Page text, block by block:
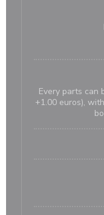
Every parts can
+1.00 euros),